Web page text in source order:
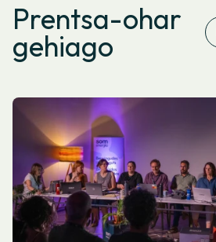
Prentsa-ohar
gehiago